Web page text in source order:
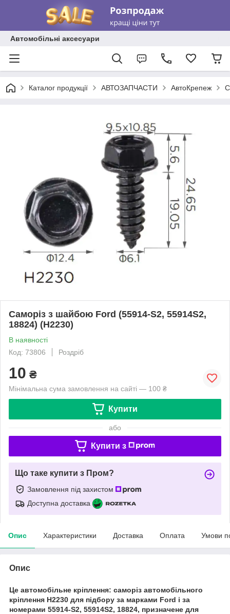
Автомобільні аксесуари
Каталог продукції АВТОЗАПЧАСТИ АвтоКрепеж
Саморіз з шайбою Ford (55914-S2, 55914S2,
18824) (H2230)
В наявності
Код: 73806
Роздріб
10 ₴
Мінімальна сума замовлення на сайті — 100 ₴
Купити
або
Купити з
Що таке купити з Пром?
Замовлення під захистом
Доступна доставка
Опис Характеристики Доставка Оплата Умови
Опис
Це автомобільне кріплення: саморіз автомобільного
кріплення H2230 для підбору за марками Ford і за
номерами 55914-S2, 55914S2, 18824, призначене для